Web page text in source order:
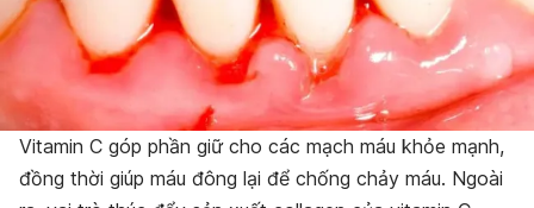
Vitamin C góp phần giữ cho các mạch máu khỏe mạnh,
đồng thời giúp máu đông lại để chống chảy máu. Ngoài